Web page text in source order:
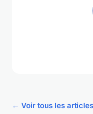
← Voir tous les